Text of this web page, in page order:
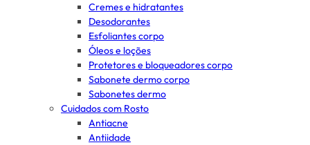
Cremes e hidratantes
Desodorantes
Esfoliantes corpo
Óleos e loções
Protetores e bloqueadores corpo
Sabonete dermo corpo
Sabonetes dermo
Cuidados com Rosto
Antiacne
Antiidade